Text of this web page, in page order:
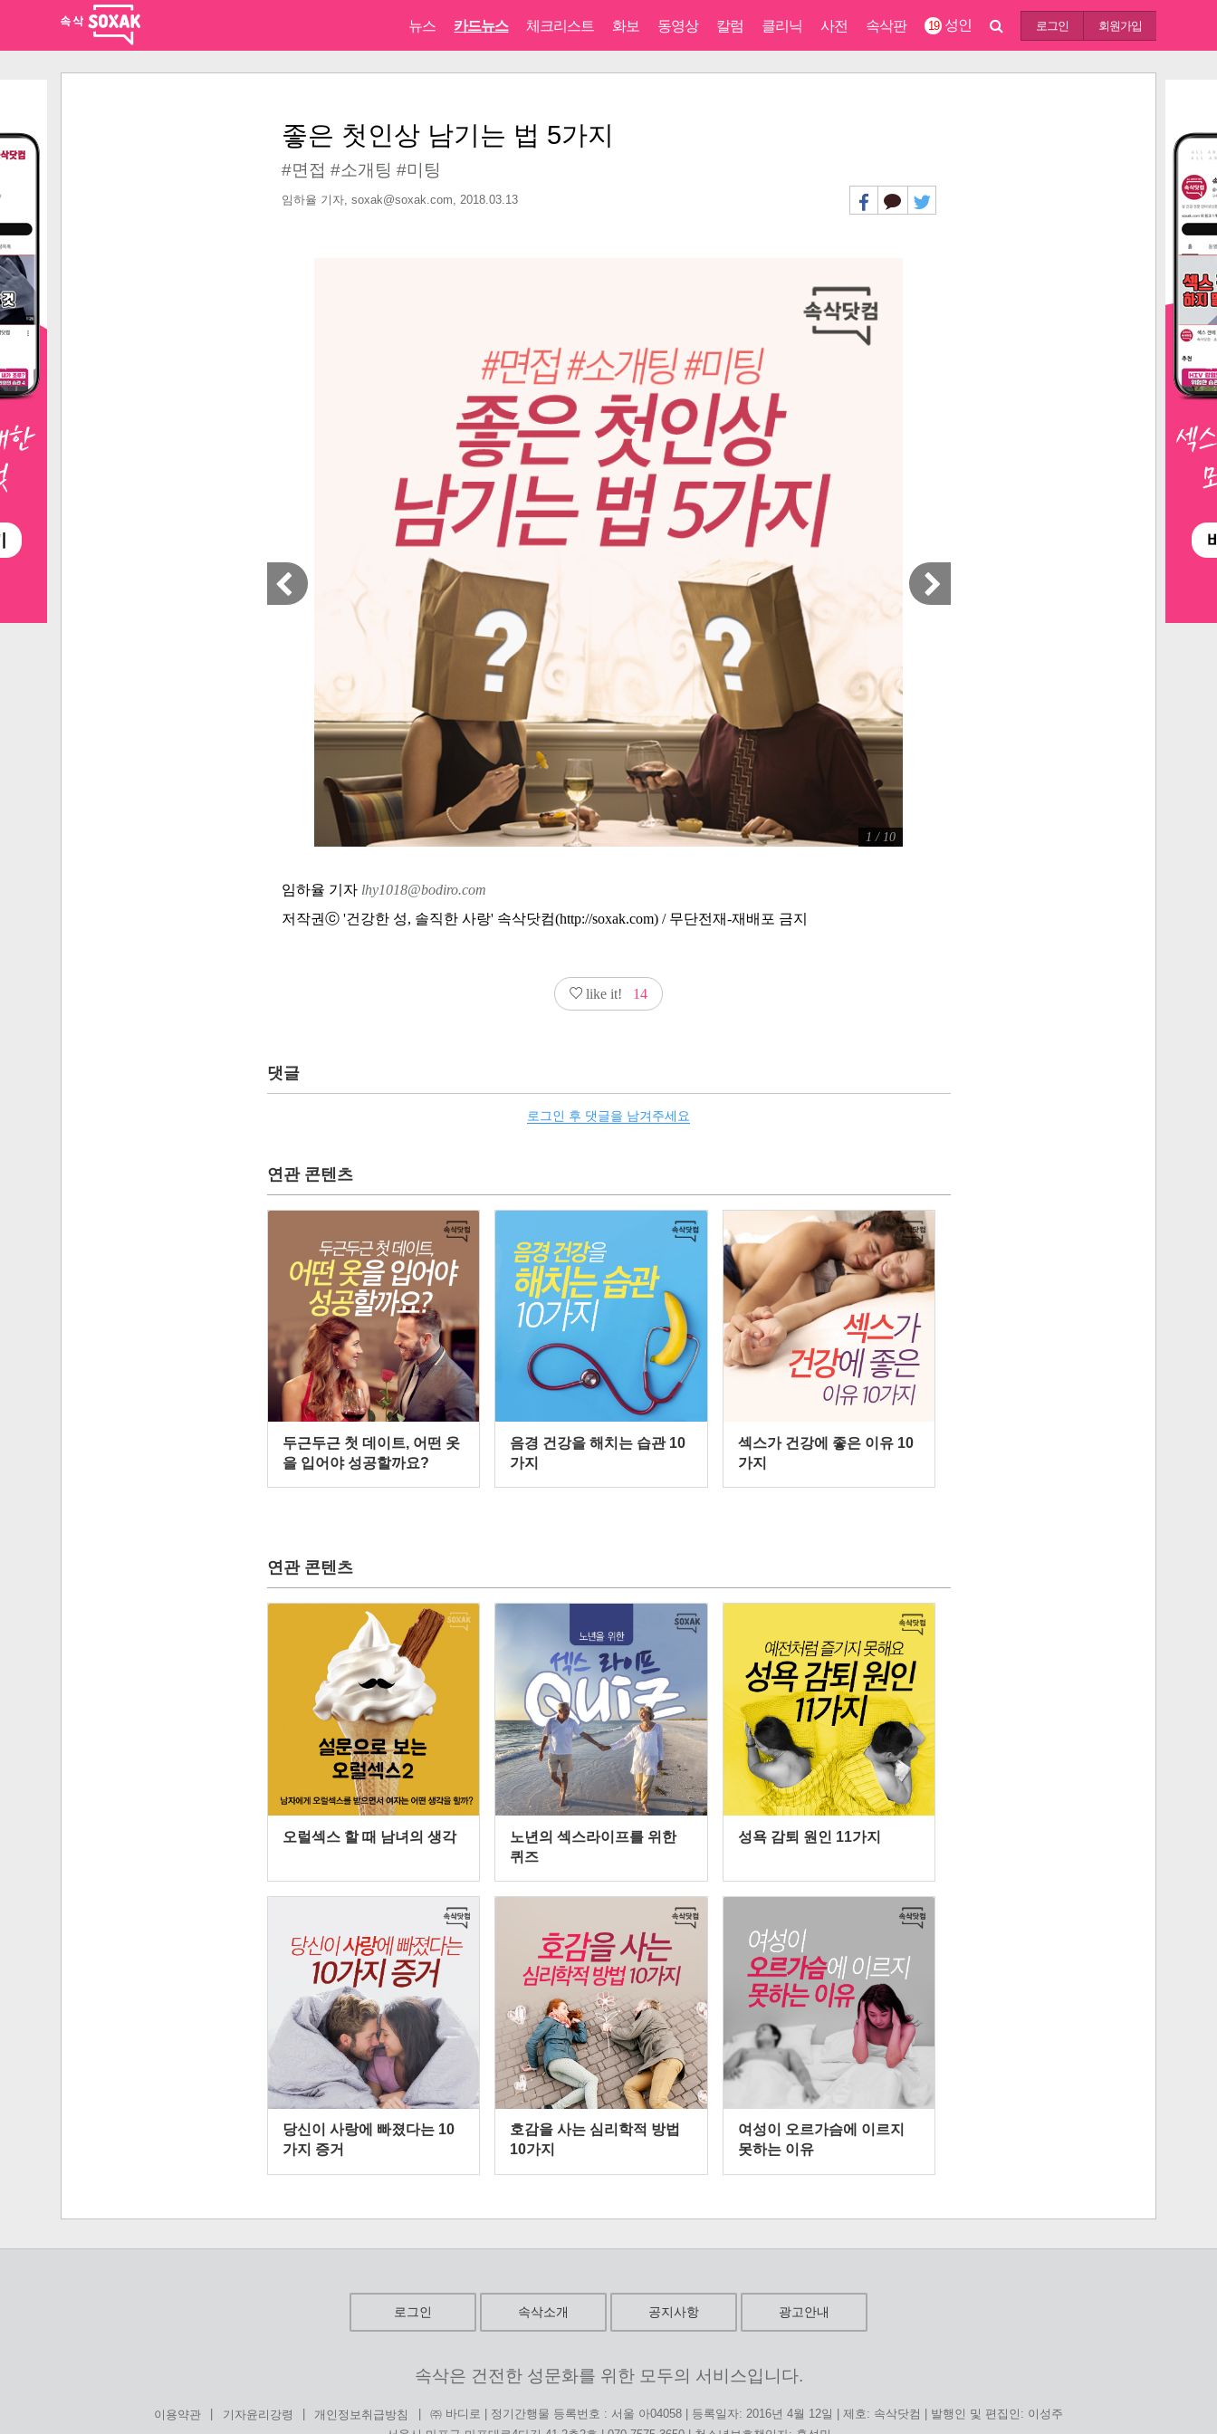
뉴스 카드뉴스 체크리스트 화보 동영상 칼럼 클리닉 사전 속삭판 19 성인 로그인 회원가입
좋은 첫인상 남기는 법 5가지
#면접 #소개팅 #미팅
임하율 기자, soxak@soxak.com, 2018.03.13
1 / 10
임하율 기자 lhy1018@bodiro.com
저작권ⓒ '건강한 성, 솔직한 사랑' 속삭닷컴(http://soxak.com) / 무단전재-재배포 금지
like it! 14
댓글
로그인 후 댓글을 남겨주세요
연관 콘텐츠
두근두근 첫 데이트, 어떤 옷
을 입어야 성공할까요?
음경 건강을 해치는 습관 10
가지
섹스가 건강에 좋은 이유 10
가지
연관 콘텐츠
오럴섹스 할 때 남녀의 생각
노년의 섹스라이프를 위한
퀴즈
성욕 감퇴 원인 11가지
당신이 사랑에 빠졌다는 10
가지 증거
호감을 사는 심리학적 방법
10가지
여성이 오르가슴에 이르지
못하는 이유
로그인 속삭소개 공지사항 광고안내
속삭은 건전한 성문화를 위한 모두의 서비스입니다.
이용약관 기자윤리강령 개인정보취급방침
㈜ 바디로 | 정기간행물 등록번호 : 서울 아04058 | 등록일자: 2016년 4월 12일 | 제호: 속삭닷컴 | 발행인 및 편집인: 이성주